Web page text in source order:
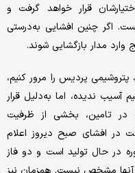
قرار خواهد گرفت و
اگر چنین افشایی به‌درستی
وارد مدار بازگشایی شوند.
پردیس را مرور کنیم،
ندیده، اما به‌دلیل قرار
تامین، بخشی از ظرفیت
در افشای صبح دیروز اعلام
در حال تولید است و دو فاز